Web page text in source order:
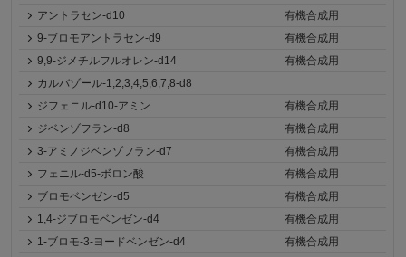
アントラセン-d10
有機合成用
9-ブロモアントラセン-d9
有機合成用
9,9-ジメチルフルオレン-d14
有機合成用
カルバゾール-1,2,3,4,5,6,7,8-d8
ジフェニル-d10-アミン
有機合成用
ジベンゾフラン-d8
有機合成用
3-アミノジベンゾフラン-d7
有機合成用
フェニル-d5-ボロン酸
有機合成用
ブロモベンゼン-d5
有機合成用
1,4-ジブロモベンゼン-d4
有機合成用
1-ブロモ-3-ヨードベンゼン-d4
有機合成用